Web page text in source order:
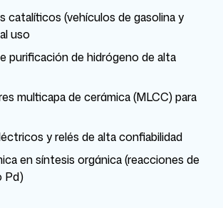
catalíticos (vehículos de gasolina y
uso
purificación de hidrógeno de alta
multicapa de cerámica (MLCC) para
y relés de alta confiabilidad
en síntesis orgánica (reacciones de
Pd)